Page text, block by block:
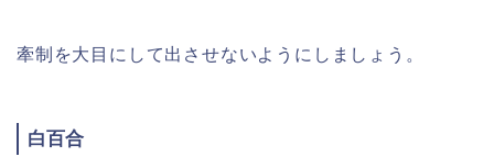
牽制を大目にして出させないようにしましょう。
白百合